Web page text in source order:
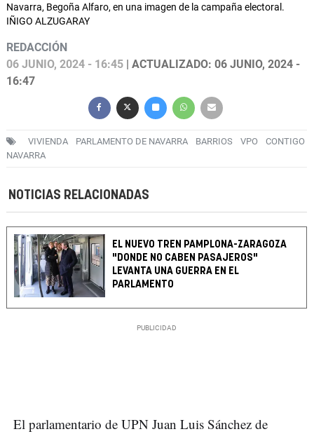
Navarra, Begoña Alfaro, en una imagen de la campaña electoral.
IÑIGO ALZUGARAY
REDACCIÓN
06 JUNIO, 2024 - 16:45 | ACTUALIZADO: 06 JUNIO, 2024 -
16:47
VIVIENDA PARLAMENTO DE NAVARRA BARRIOS VPO
CONTIGO
NAVARRA
NOTICIAS RELACIONADAS
EL NUEVO TREN PAMPLONA-ZARAGOZA
"DONDE NO CABEN PASAJEROS"
LEVANTA UNA GUERRA EN EL
PARLAMENTO
El parlamentario de UPN Juan Luis Sánchez de